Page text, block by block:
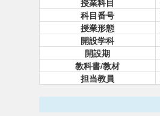
授業科目
科目番号
授業形態
開設学科
開設期
教科書/教材
担当教員